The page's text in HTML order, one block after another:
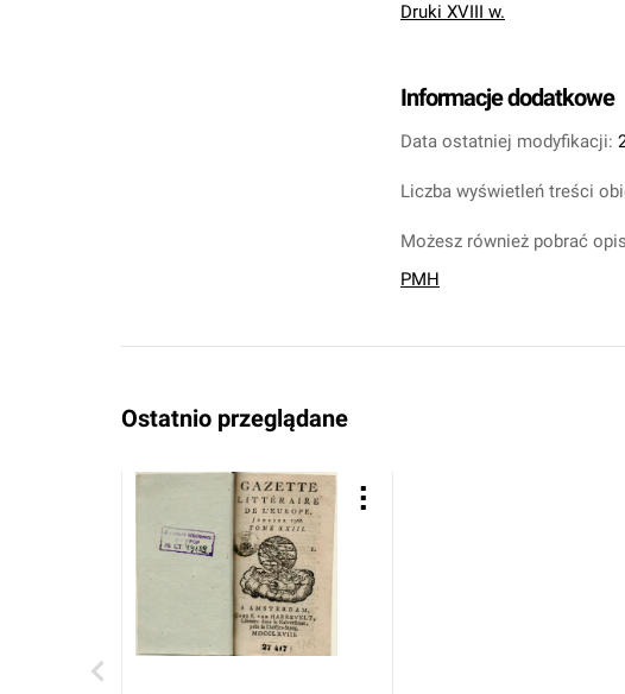
Druki XVIII w.
Informacje dodatkowe
Data ostatniej modyfikacji:
Liczba wyświetleń treści
Możesz również pobrać
PMH
Ostatnio przeglądane